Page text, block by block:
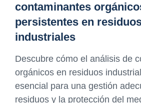
contaminantes
persistentes en
industriales
Descubre cómo el análisis de
orgánicos en residuos
esencial para una gestión
residuos y la protección del